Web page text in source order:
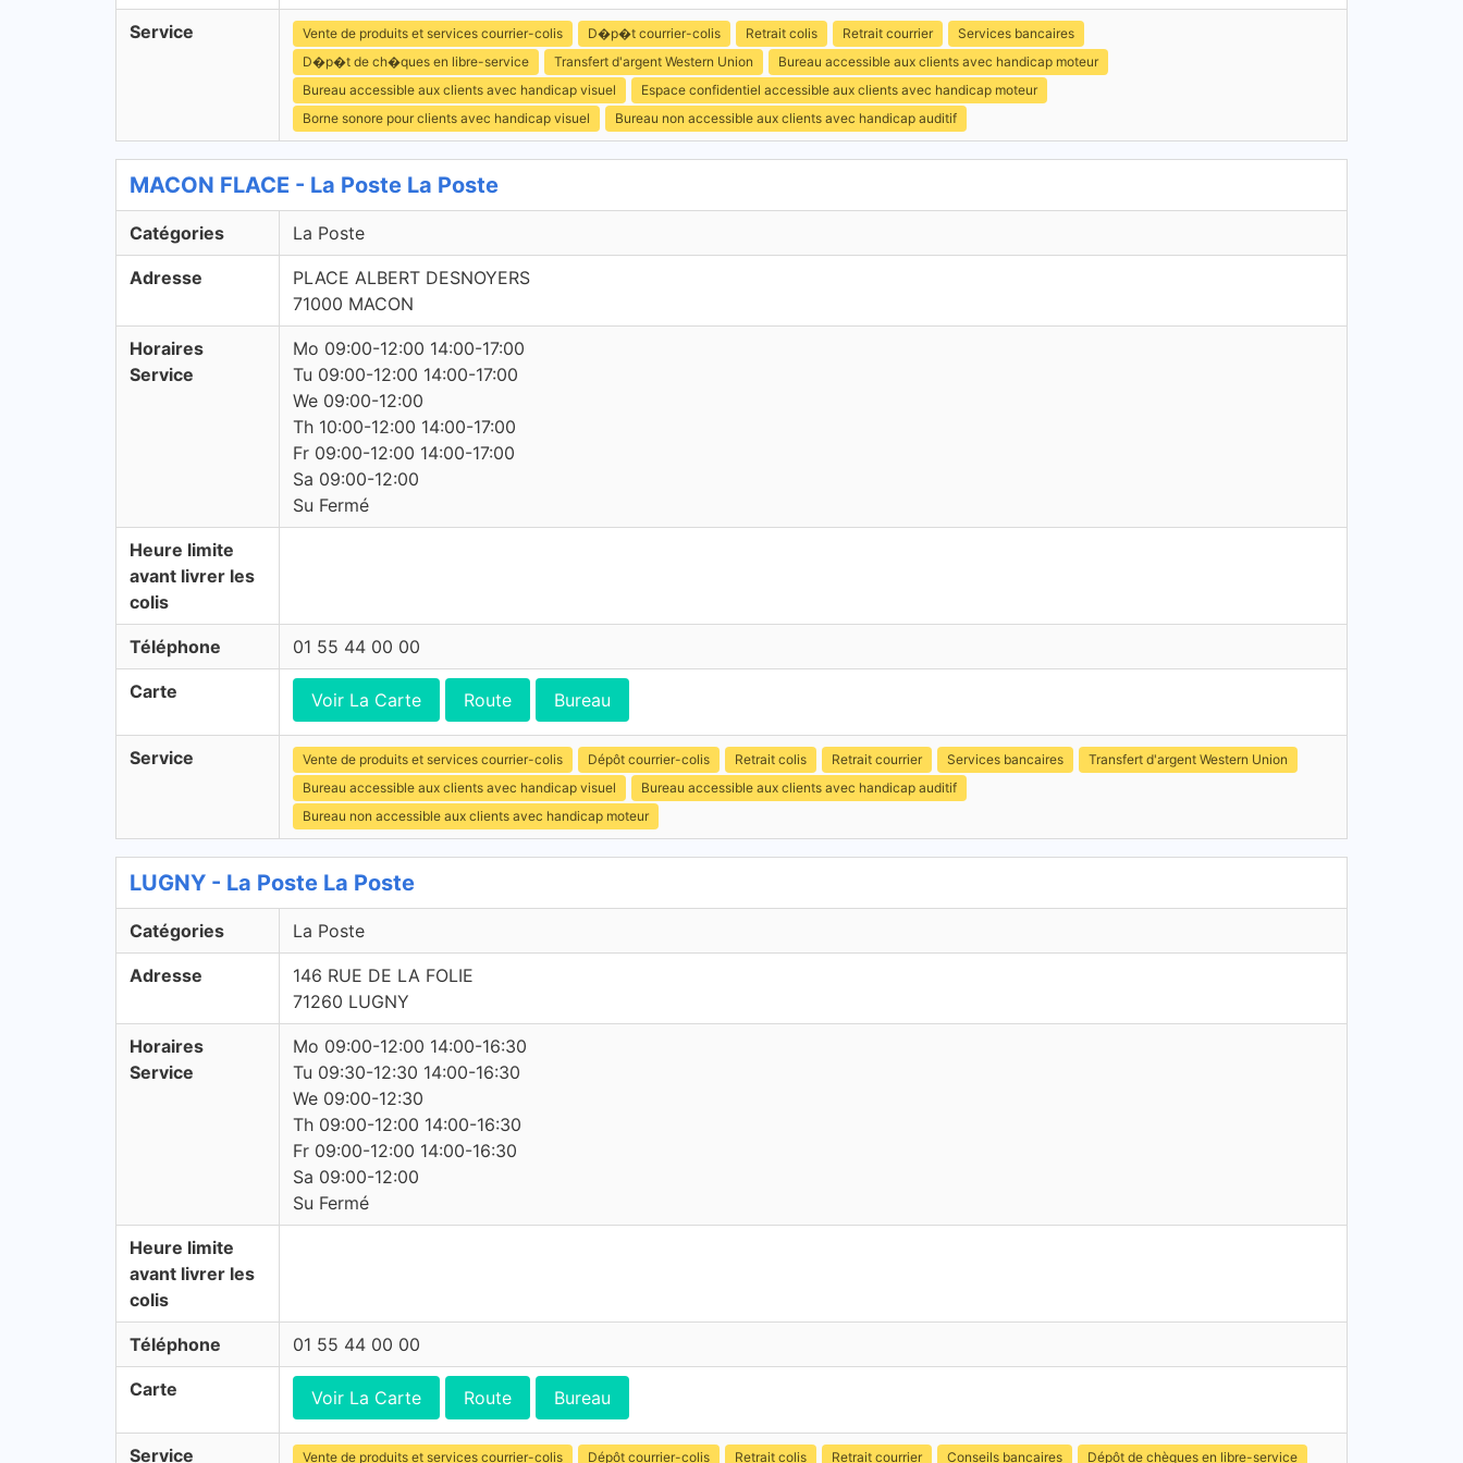
Service Vente de produits et services courrier-colis D�p�t courrier-colis Retrait colis Retrait courrier
Services bancaires
D�p�t de ch�ques en libre-service
Transfert d'argent Western Union
Bureau accessible aux clients avec handicap moteur
Bureau accessible aux clients avec handicap visuel
Espace confidentiel accessible aux clients avec handicap moteur
Borne sonore pour clients avec handicap visuel
Bureau non accessible aux clients avec handicap auditif
MACON FLACE - La Poste La Poste
Catégories La Poste
Adresse
PLACE ALBERT DESNOYERS
71000 MACON
Horaires
Service
Mo 09:00-12:00 14:00-17:00
Tu 09:00-12:00 14:00-17:00
We 09:00-12:00
Th 10:00-12:00 14:00-17:00
Fr 09:00-12:00 14:00-17:00
Sa 09:00-12:00
Su Fermé
Heure limite
avant livrer les
colis
Téléphone 01 55 44 00 00
Carte Voir La Carte Route Bureau
Service Vente de produits et services courrier-colis Dépôt courrier-colis Retrait colis Retrait courrier Services bancaires
Transfert d'argent Western Union
Bureau accessible aux clients avec handicap visuel
Bureau accessible aux clients avec handicap auditif
Bureau non accessible aux clients avec handicap moteur
LUGNY - La Poste La Poste
Catégories La Poste
Adresse
146 RUE DE LA FOLIE
71260 LUGNY
Horaires
Service
Mo 09:00-12:00 14:00-16:30
Tu 09:30-12:30 14:00-16:30
We 09:00-12:30
Th 09:00-12:00 14:00-16:30
Fr 09:00-12:00 14:00-16:30
Sa 09:00-12:00
Su Fermé
Heure limite
avant livrer les
colis
Téléphone 01 55 44 00 00
Carte Voir La Carte Route Bureau
Service Vente de produits et services courrier-colis Dépôt courrier-colis Retrait colis Retrait courrier Conseils bancaires Dépôt de chèques en libre-service